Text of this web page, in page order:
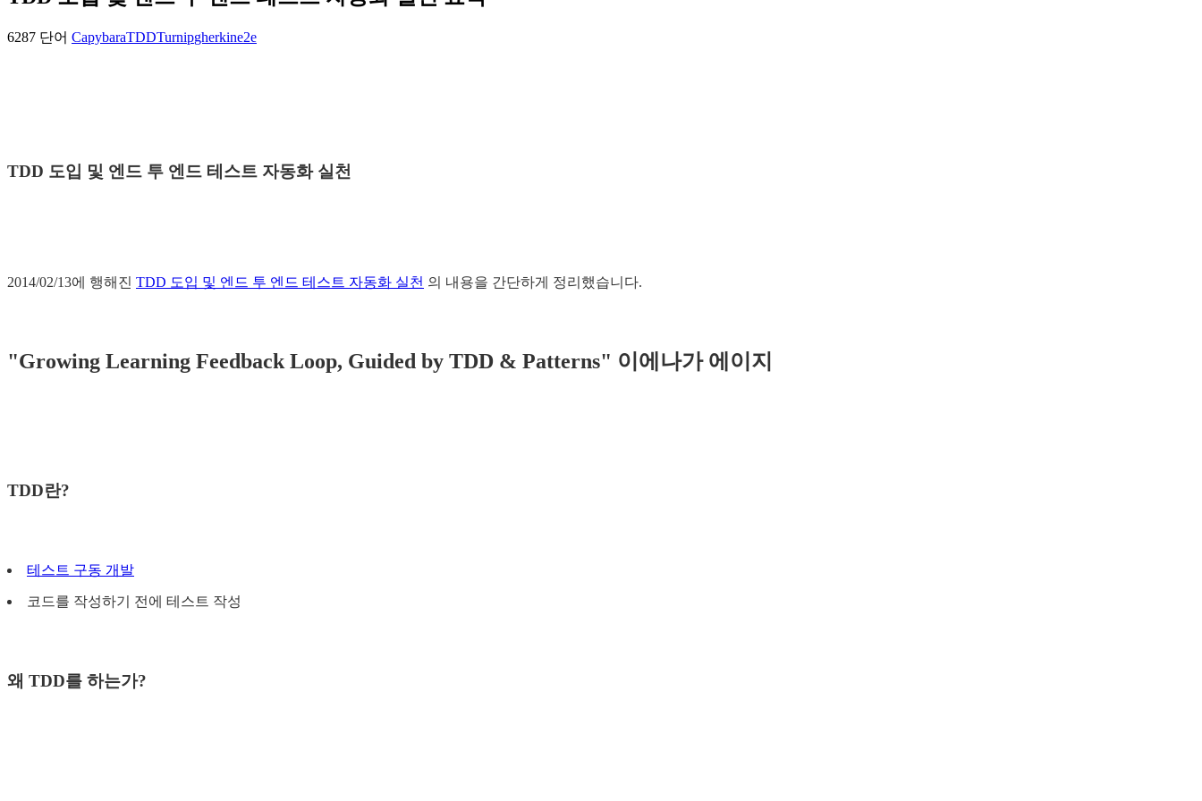
6287 단어 CapybaraTDDTurnipgherkine2e
TDD 도입 및 엔드 투 엔드 테스트 자동화 실천
2014/02/13에 행해진 TDD 도입 및 엔드 투 엔드 테스트 자동화 실천 의 내용을 간단하게 정리했습니다.
"Growing Learning Feedback Loop, Guided by TDD & Patterns" 이에나가 에이지
TDD란?
테스트 구동 개발
코드를 작성하기 전에 테스트 작성
왜 TDD를 하는가?